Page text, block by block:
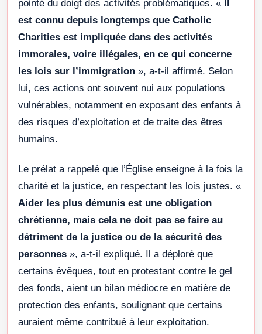
pointé du doigt des activités problématiques. « Il
est connu depuis longtemps que Catholic
Charities est impliquée dans des activités
immorales, voire illégales, en ce qui concerne
les lois sur l’immigration », a-t-il affirmé. Selon
lui, ces actions ont souvent nui aux populations
vulnérables, notamment en exposant des enfants à
des risques d’exploitation et de traite des êtres
humains.
Le prélat a rappelé que l’Église enseigne à la fois la
charité et la justice, en respectant les lois justes. «
Aider les plus démunis est une obligation
chrétienne, mais cela ne doit pas se faire au
détriment de la justice ou de la sécurité des
personnes », a-t-il expliqué. Il a déploré que
certains évêques, tout en protestant contre le gel
des fonds, aient un bilan médiocre en matière de
protection des enfants, soulignant que certains
auraient même contribué à leur exploitation.